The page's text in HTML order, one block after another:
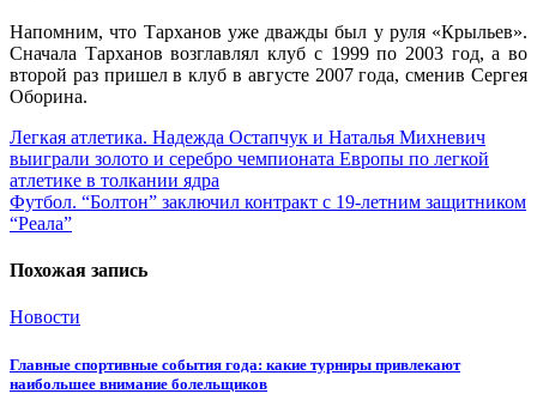
Напомним, что Тарханов уже дважды был у руля «Крыльев».
Сначала Тарханов возглавлял клуб с 1999 по 2003 год, а во
второй раз пришел в клуб в августе 2007 года, сменив Сергея
Оборина.
Навигация
по
записям
Легкая атлетика. Надежда Остапчук и Наталья Михневич
выиграли золото и серебро чемпионата Европы по легкой
атлетике в толкании ядра
Футбол. “Болтон” заключил контракт с 19-летним защитником
“Реала”
Похожая запись
Новости
Главные спортивные события года: какие турниры привлекают
наибольшее внимание болельщиков